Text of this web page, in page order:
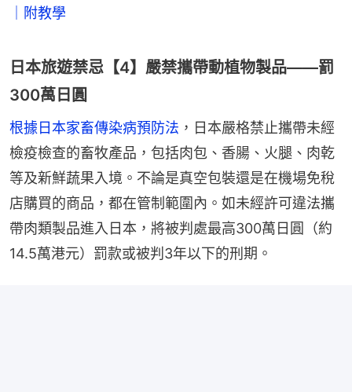
｜附教學
日本旅遊禁忌【4】嚴禁攜帶動植物製品——罰
300萬日圓
根據日本家畜傳染病預防法 ，日本嚴格禁止攜帶未經
檢疫檢查的畜牧產品，包括肉包、香腸、火腿、肉乾
等及新鮮蔬果入境。不論是真空包裝還是在機場免稅
店購買的商品，都在管制範圍內。如未經許可違法攜
帶肉類製品進入日本，將被判處最高300萬日圓（約
14.5萬港元）罰款或被判3年以下的刑期。